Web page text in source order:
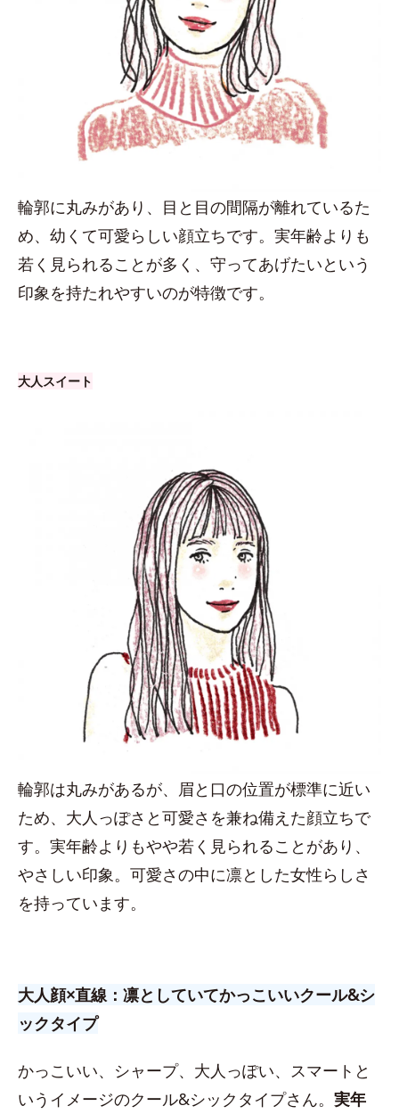
輪郭に丸みがあり、目と目の間隔が離れているた
め、幼くて可愛らしい顔立ちです。実年齢よりも
若く見られることが多く、守ってあげたいという
印象を持たれやすいのが特徴です。
大人スイート
輪郭は丸みがあるが、眉と口の位置が標準に近い
ため、大人っぽさと可愛さを兼ね備えた顔立ちで
す。実年齢よりもやや若く見られることがあり、
やさしい印象。可愛さの中に凛とした女性らしさ
を持っています。
大人顔×直線：凛としていてかっこいいクール&シ
ックタイプ
かっこいい、シャープ、大人っぽい、スマートと
いうイメージのクール&シックタイプさん。 実年